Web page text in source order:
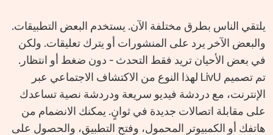
يلتقي الناس بطرق مختلفة الآن. يستخدم البعض التطبيقات.
والبعض الآخر يرد على المنشورات أو يترك تعليقات. ولكن
في بعض الأحيان تريد فقط التحدث - دون ضغط أو انتظار.
تم تصميم LivU لهذا النوع من الاكتشاف الاجتماعي عبر
الإنترنت، مع دردشة فيديو سريعة ودردشة نصية تساعدك
على مقابلة اتصالات جديدة في ثوانٍ. يمكنك الانضمام من
هاتفك أو الكمبيوتر المحمول، وفتح التطبيق، والحصول على